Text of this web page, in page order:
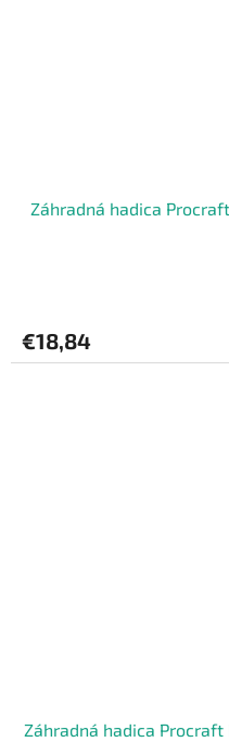
Záhradná hadica Procraft
€18,84
Záhradná hadica Procraft